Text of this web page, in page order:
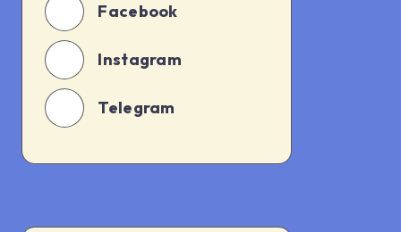
Facebook
Instagram
Telegram